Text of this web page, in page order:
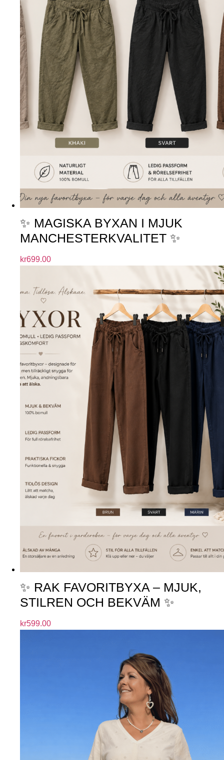
✨ MAGISKA BYXAN I MJUK
MANCHESTERKVALITET ✨
kr699.00
✨ RAK FAVORITBYXA – MJUK,
STILREN OCH BEKVÄM ✨
kr599.00